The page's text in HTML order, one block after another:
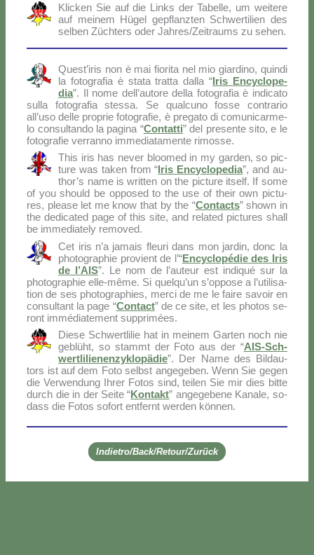
Klic­ken Sie auf die Links der Ta­bel­le, um wei­te­re
auf mei­nem Hü­gel ge­p­flanz­ten Sch­wer­ti­lien des
sel­ben Zü­ch­ters oder Jahres/Zeitraums zu se­hen.
Que­st’i­ris non è mai fio­ri­ta nel mio giar­di­no, quin­di
la fo­to­gra­fia è sta­ta trat­ta dal­la “Iris En­cy­clo­pe­
dia”. Il no­me dell’autore del­la fo­to­gra­fia è in­di­ca­to
sul­la fo­to­gra­fia stes­sa. Se qual­cu­no fos­se con­tra­rio
all’uso del­le pro­prie fo­to­gra­fie, è pre­ga­to di co­mu­ni­car­me­
lo con­sul­tan­do la pa­gi­na “Con­tat­ti” del pre­sen­te si­to, e le
fo­to­gra­fie ver­ran­no im­me­dia­ta­men­te ri­mos­se.
This iris has ne­ver bloo­med in my gar­den, so pic­
tu­re was ta­ken from “Iris En­cy­clo­pe­dia”, and au­
tho­r’s na­me is writ­ten on the pic­tu­re itself. If so­me
of you should be op­po­sed to the use of their own pic­tu­
res, plea­se let me know that by the “Con­tac­ts” sho­wn in
the de­di­ca­ted pa­ge of this si­te, and re­la­ted pic­tu­res shall
be im­me­dia­te­ly re­mo­ved.
Cet iris n’a ja­mais fleu­ri dans mon jar­din, donc la
pho­to­gra­phie pro­vient de l’“En­cy­clo­pé­die des Iris
de l’AIS”. Le nom de l’au­teur est in­di­qué sur la
pho­to­gra­phie el­le-mê­me. Si quel­qu’un s’op­po­se a l’u­ti­li­sa­
tion de ses pho­to­gra­phies, mer­ci de me le fai­re sa­voir en
con­sul­tant la pa­ge “Con­tact” de ce si­te, et les pho­tos se­
ront im­mé­dia­te­ment sup­pri­mées.
Die­se Sch­wer­tli­lie hat in mei­nem Gar­ten noch nie
ge­blü­ht, so stammt der Fo­to aus der “AIS-Sch­
wer­tli­lie­nen­zy­klo­pä­die”. Der Na­me des Bil­dau­
tors ist auf dem Fo­to selb­st an­ge­ge­ben. Wenn Sie ge­gen
die Ver­wen­dung Ih­rer Fo­tos sind, tei­len Sie mir dies bit­te
durch die in der Sei­te “Kon­takt” an­ge­ge­be­ne Ka­na­le, so­
dass die Fo­tos so­fort ent­fernt wer­den kön­nen.
Indietro/Back/Retour/Zurück